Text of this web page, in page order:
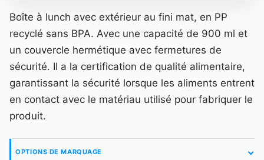
Boîte à lunch avec extérieur au fini mat, en PP
recyclé sans BPA. Avec une capacité de 900 ml et
un couvercle hermétique avec fermetures de
sécurité. Il a la certification de qualité alimentaire,
garantissant la sécurité lorsque les aliments entrent
en contact avec le matériau utilisé pour fabriquer le
produit.
OPTIONS DE MARQUAGE